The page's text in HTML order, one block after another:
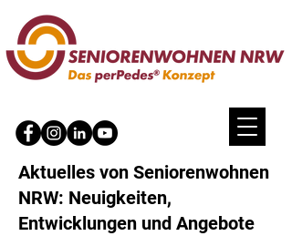
Aktuelles von Seniorenwohnen
NRW: Neuigkeiten,
Entwicklungen und Angebote